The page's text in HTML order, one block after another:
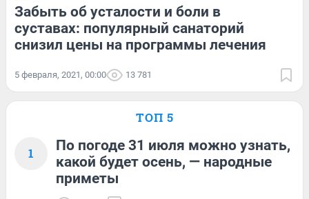
Забыть об усталости и боли в
суставах: популярный санаторий
снизил цены на программы лечения
5 февраля, 2021, 00:00 13 781
ТОП 5
1
По погоде 31 июля можно узнать,
какой будет осень, — народные
приметы